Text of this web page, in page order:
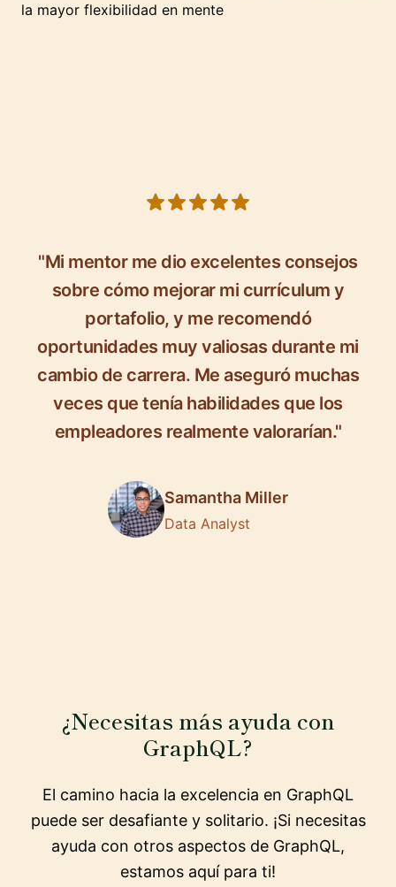
la mayor flexibilidad en mente
"Mi mentor me dio excelentes consejos
sobre cómo mejorar mi currículum y
portafolio, y me recomendó
oportunidades muy valiosas durante mi
cambio de carrera. Me aseguró muchas
veces que tenía habilidades que los
empleadores realmente valorarían."
Samantha Miller
Data Analyst
¿Necesitas más ayuda con
GraphQL?
El camino hacia la excelencia en GraphQL
puede ser desafiante y solitario. ¡Si necesitas
ayuda con otros aspectos de GraphQL,
estamos aquí para ti!